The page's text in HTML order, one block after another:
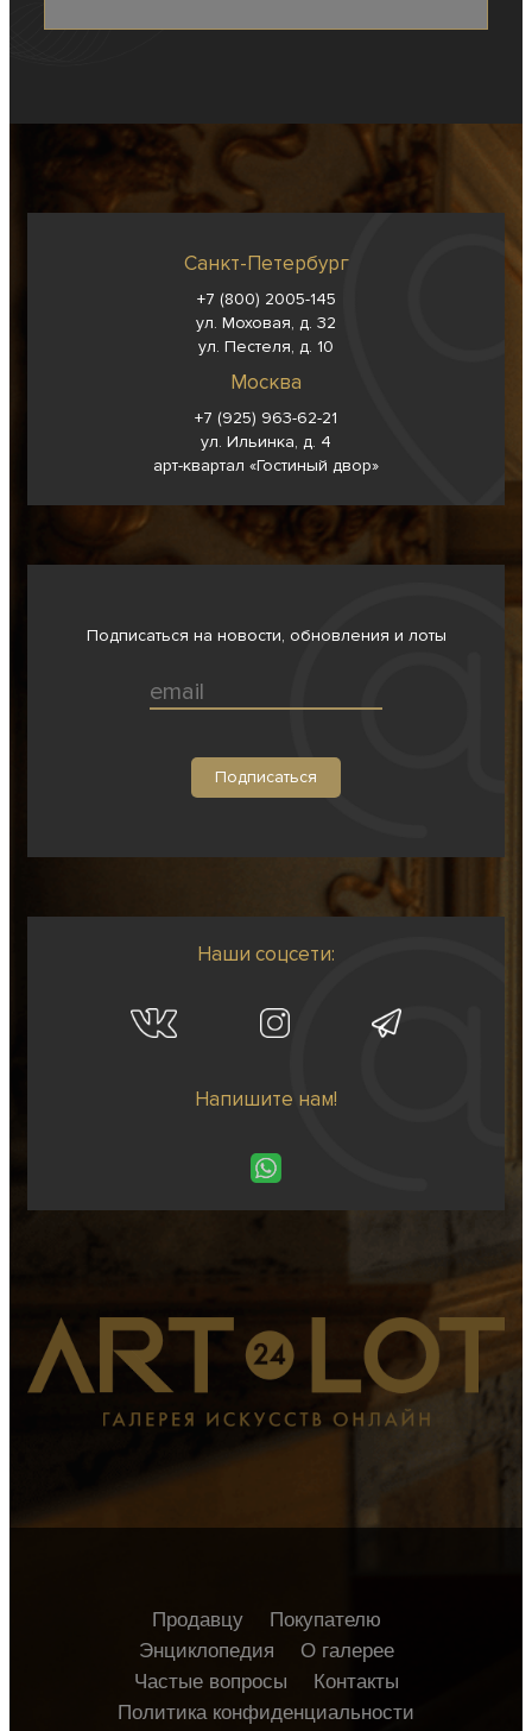
Санкт-Петербург
+7 (800) 2005-145
ул. Моховая, д. 32
ул. Пестеля, д. 10
Москва
+7 (925) 963-62-21
ул. Ильинка, д. 4
арт-квартал «Гостиный двор»
Подписаться на новости, обновления и лоты
Наши соцсети:
Напишите нам!
Продавцу
Покупателю
Энциклопедия
О галерее
Частые вопросы
Контакты
Политика конфиденциальности